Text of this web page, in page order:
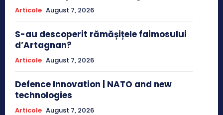
Articole August 7, 2026
S-au descoperit rămășițele faimosului
d’Artagnan?
Articole August 7, 2026
Defence Innovation | NATO and new
technologies
Articole August 7, 2026